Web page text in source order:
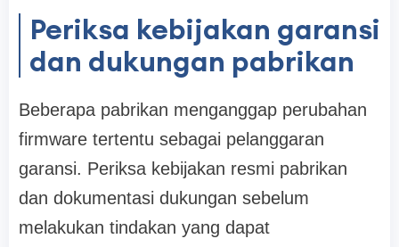
Periksa kebijakan garansi
dan dukungan pabrikan
Beberapa pabrikan menganggap perubahan
firmware tertentu sebagai pelanggaran
garansi. Periksa kebijakan resmi pabrikan
dan dokumentasi dukungan sebelum
melakukan tindakan yang dapat